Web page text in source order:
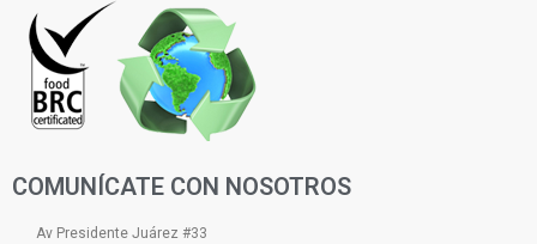
COMUNÍCATE CON NOSOTROS
Av Presidente Juárez #33